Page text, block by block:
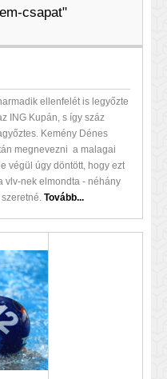
csapat"
ellenfelét is legyőzte
ING Kupán, s így száz
Kemény Dénes
megnevezni a malagai
végül úgy döntött, hogy ezt
vlv-nek elmondta - néhány
Tovább...